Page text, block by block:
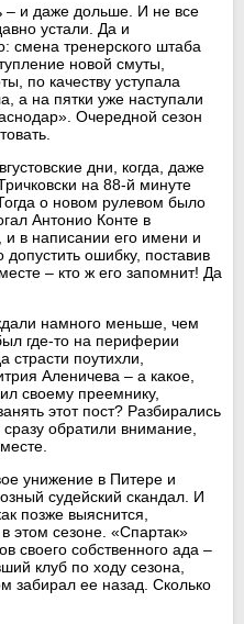
– и даже дольше. И не все
устали. Да и
смена тренерского штаба
новой смуты,
по качеству уступала
а на пятки уже наступали
Очередной сезон
дни, когда, даже
на 88-й минуте
о новом рулевом было
Антонио Конте в
в написании его имени и
ошибку, поставив
– кто ж его запомнит! Да
намного меньше, чем
где-то на периферии
страсти поутихли,
Аленичева – а какое,
своему преемнику,
этот пост? Разбирались
обратили внимание,
унижение в Питере и
судейский скандал. И
позже выяснится,
этом сезоне. «Спартак»
своего собственного ада –
клуб по ходу сезона,
забирал ее назад. Сколько